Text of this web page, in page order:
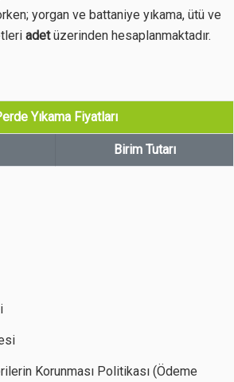
yorgan ve battaniye yıkama, ütü ve
adetüzerinden hesaplanmaktadır.
Yıkama Fiyatları
Birim Tutarı
Korunması Politikası (Ödeme